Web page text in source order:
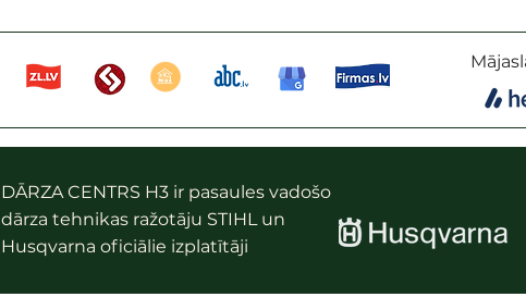
DĀRZA CENTRS H3 ir pasaules vadošo
dārza tehnikas ražotāju STIHL un
Husqvarna oficiālie izplatītāji